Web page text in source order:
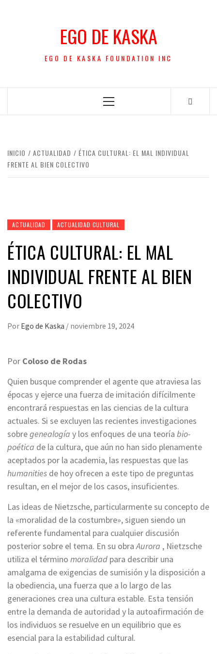
EGO DE KASKA
EGO DE KASKA FOUNDATION INC
Menú
INICIO ACTUALIDAD
ÉTICA CULTURAL: EL MAL INDIVIDUAL
FRENTE AL BIEN COLECTIVO
ACTUALIDAD ACTUALIDAD CULTURAL
ÉTICA CULTURAL: EL MAL
INDIVIDUAL FRENTE AL BIEN
COLECTIVO
Por Ego de Kaska / noviembre 19, 2024
Por Coloso de Rodas
Quien busque comprender el agente que atraviesa las
épocas y ejerce una fuerza de imitación difícilmente
encontrará respuestas en las ciencias de la cultura
actuales. Si se excluyen las recientes investigaciones
sobregenealogía y los enfoques de una teoría bio-
poética de la cultura, que aún no han sido plenamente
aceptados por la academia, las respuestas que las
humanities de hoy ofrecen a este tipo de preguntas
resultan, en el mejor de los casos, insuficientes.
Las ideas de Nietzsche, particularmente su concepto de
la «moralidad de la costumbre», siguen siendo un
referente fundamental para cualquier discusión
posterior sobre el tema. En su obraAurora , Nietzsche
utiliza el término moralidad para describir una
amalgama de exigencias de sumisión y la disposición a
la obediencia, una fuerza que a lo largo de las
generaciones crea una cultura estable. Esta tensión
entre la demanda de autoridad y la autoafirmación de
los individuos se resuelve en un equilibrio que es
esencial para la estabilidad cultural.